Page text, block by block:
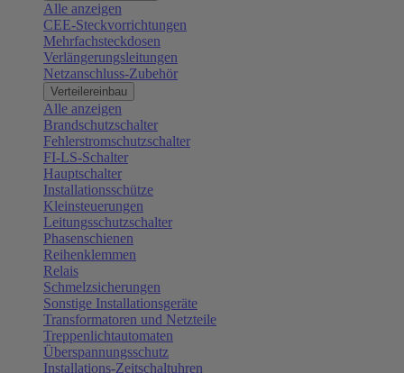
Alle anzeigen
CEE-Steckvorrichtungen
Mehrfachsteckdosen
Verlängerungsleitungen
Netzanschluss-Zubehör
Verteilereinbau
Alle anzeigen
Brandschutzschalter
Fehlerstromschutzschalter
FI-LS-Schalter
Hauptschalter
Installationsschütze
Kleinsteuerungen
Leitungsschutzschalter
Phasenschienen
Reihenklemmen
Relais
Schmelzsicherungen
Sonstige Installationsgeräte
Transformatoren und Netzteile
Treppenlichtautomaten
Überspannungsschutz
Installations-Zeitschaltuhren